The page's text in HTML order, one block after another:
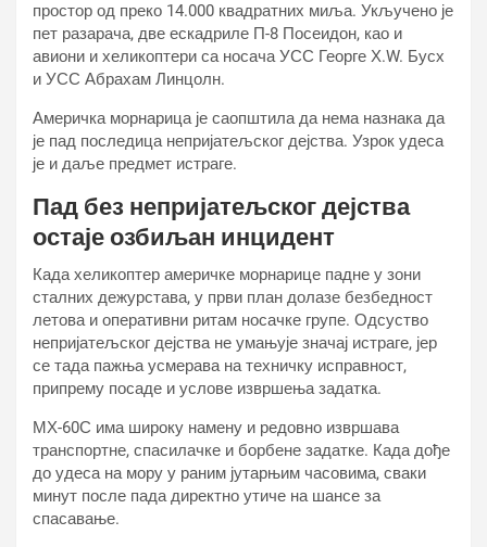
простор од преко 14.000 квадратних миља. Укључено је
пет разарача, две ескадриле П-8 Посеидон, као и
авиони и хеликоптери са носача УСС Георге Х.W. Бусх
и УСС Абрахам Линцолн.
Америчка морнарица је саопштила да нема назнака да
је пад последица непријатељског дејства. Узрок удеса
је и даље предмет истраге.
Пад без непријатељског дејства
остаје озбиљан инцидент
Када хеликоптер америчке морнарице падне у зони
сталних дежурстава, у први план долазе безбедност
летова и оперативни ритам носачке групе. Одсуство
непријатељског дејства не умањује значај истраге, јер
се тада пажња усмерава на техничку исправност,
припрему посаде и услове извршења задатка.
МХ-60С има широку намену и редовно извршава
транспортне, спасилачке и борбене задатке. Када дође
до удеса на мору у раним јутарњим часовима, сваки
минут после пада директно утиче на шансе за
спасавање.